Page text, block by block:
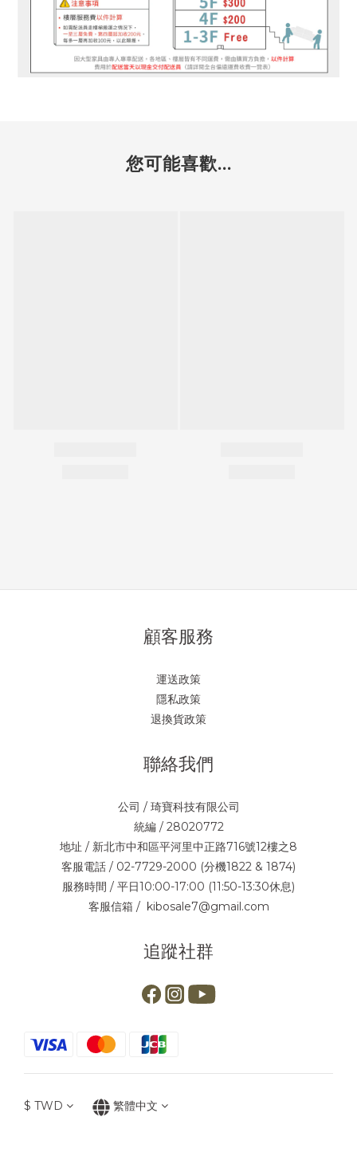
您可能喜歡...
顧客服務
運送政策
隱私政策
退換貨政策
聯絡我們
公司 / 琦寶科技有限公司
統編 / 28020772
地址 / 新北市中和區平河里中正路716號12樓之8
客服電話 / 02-7729-2000 (分機1822 & 1874)
服務時間 / 平日10:00-17:00 (11:50-13:30休息)
客服信箱 / kibosale7@gmail.com
追蹤社群
$ TWD 繁體中文